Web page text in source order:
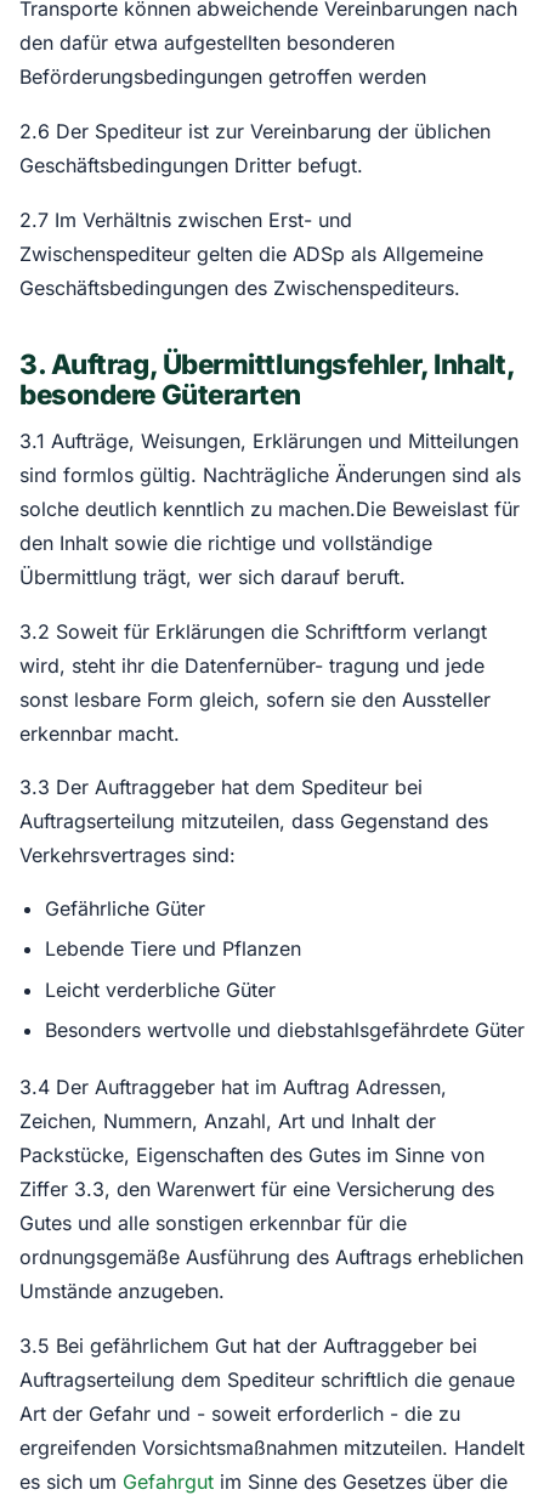
Transporte können abweichende Vereinbarungen nach
den dafür etwa aufgestellten besonderen
Beförderungsbedingungen getroffen werden
2.6 Der Spediteur ist zur Vereinbarung der üblichen
Geschäftsbedingungen Dritter befugt.
2.7 Im Verhältnis zwischen Erst- und
Zwischenspediteur gelten die ADSp als Allgemeine
Geschäftsbedingungen des Zwischenspediteurs.
3. Auftrag, Übermittlungsfehler, Inhalt,
besondere Güterarten
3.1 Aufträge, Weisungen, Erklärungen und Mitteilungen
sind formlos gültig. Nachträgliche Änderungen sind als
solche deutlich kenntlich zu machen.Die Beweislast für
den Inhalt sowie die richtige und vollständige
Übermittlung trägt, wer sich darauf beruft.
3.2 Soweit für Erklärungen die Schriftform verlangt
wird, steht ihr die Datenfernüber- tragung und jede
sonst lesbare Form gleich, sofern sie den Aussteller
erkennbar macht.
3.3 Der Auftraggeber hat dem Spediteur bei
Auftragserteilung mitzuteilen, dass Gegenstand des
Verkehrsvertrages sind:
Gefährliche Güter
Lebende Tiere und Pflanzen
Leicht verderbliche Güter
Besonders wertvolle und diebstahlsgefährdete Güter
3.4 Der Auftraggeber hat im Auftrag Adressen,
Zeichen, Nummern, Anzahl, Art und Inhalt der
Packstücke, Eigenschaften des Gutes im Sinne von
Ziffer 3.3, den Warenwert für eine Versicherung des
Gutes und alle sonstigen erkennbar für die
ordnungsgemäße Ausführung des Auftrags erheblichen
Umstände anzugeben.
3.5 Bei gefährlichem Gut hat der Auftraggeber bei
Auftragserteilung dem Spediteur schriftlich die genaue
Art der Gefahr und - soweit erforderlich - die zu
ergreifenden Vorsichtsmaßnahmen mitzuteilen. Handelt
es sich um Gefahrgut im Sinne des Gesetzes über die